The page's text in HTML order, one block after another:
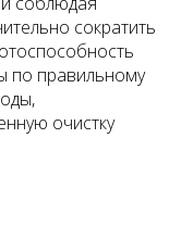
сократить
по правильному
очистку